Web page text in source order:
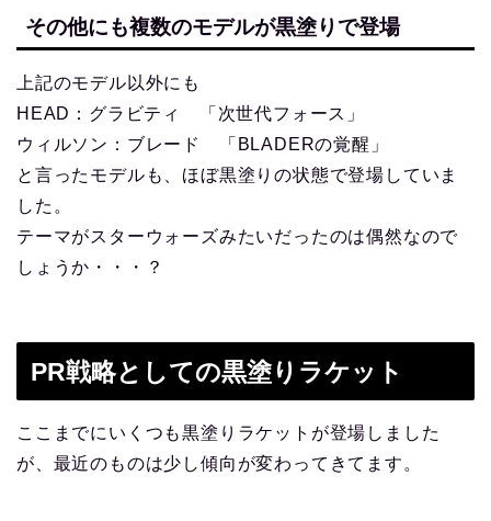
その他にも複数のモデルが黒塗りで登場
上記のモデル以外にも
HEAD：グラビティ 「次世代フォース」
ウィルソン：ブレード 「BLADERの覚醒」
と言ったモデルも、ほぼ黒塗りの状態で登場していま
した。
テーマがスターウォーズみたいだったのは偶然なので
しょうか・・・？
PR戦略としての黒塗りラケット
ここまでにいくつも黒塗りラケットが登場しました
が、最近のものは少し傾向が変わってきてます。